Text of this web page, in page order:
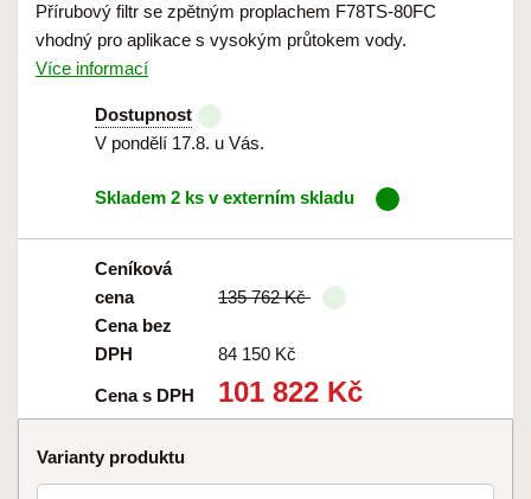
Přírubový filtr se zpětným proplachem F78TS-80FC
vhodný pro aplikace s vysokým průtokem vody.
Více informací
Dostupnost
V pondělí 17.8. u Vás.
Skladem 2 ks v externím skladu
Ceníková
cena
135 762 Kč
Cena bez
DPH
84 150 Kč
Cena s DPH 101 822 Kč
Varianty produktu